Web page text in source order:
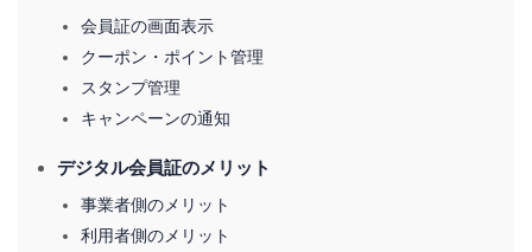
会員証の画面表示
クーポン・ポイント管理
スタンプ管理
キャンペーンの通知
デジタル会員証のメリット
事業者側のメリット
利用者側のメリット